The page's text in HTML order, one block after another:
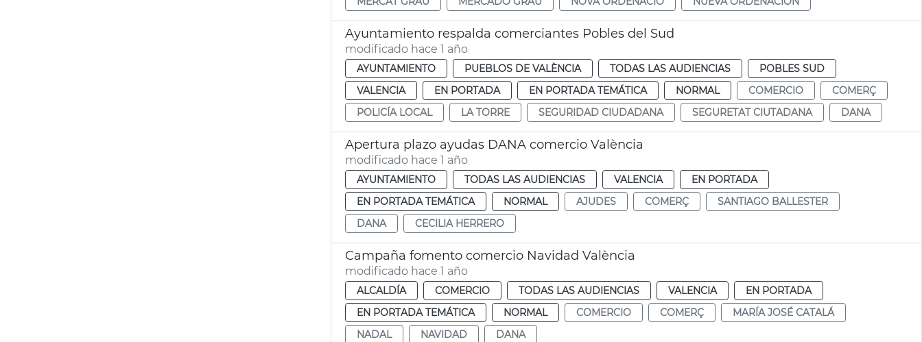
Ayuntamiento respalda comerciantes Pobles del Sud
modificado hace 1 año
AYUNTAMIENTO PUEBLOS DE VALÈNCIA TODAS LAS AUDIENCIAS
POBLES SUD
VALENCIA
EN PORTADA EN PORTADA TEMÁTICA NORMAL COMERCIO
COMERÇ
POLICÍA LOCAL
LA TORRE SEGURIDAD CIUDADANA SEGURETAT CIUTADANA DANA
Apertura plazo ayudas DANA comercio València
modificado hace 1 año
AYUNTAMIENTO TODAS LAS AUDIENCIAS VALENCIA
EN PORTADA
EN PORTADA TEMÁTICA
NORMAL AJUDES COMERÇ
SANTIAGO BALLESTER
DANA
CECILIA HERRERO
Campaña fomento comercio Navidad València
modificado hace 1 año
ALCALDÍA COMERCIO TODAS LAS AUDIENCIAS VALENCIA
EN PORTADA
EN PORTADA TEMÁTICA
NORMAL COMERCIO COMERÇ
MARÍA JOSÉ CATALÁ
NADAL
NAVIDAD DANA